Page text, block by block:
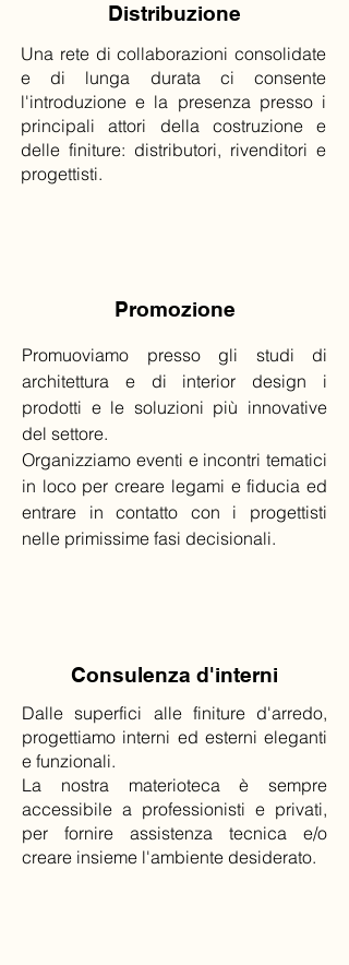
Distribuzione
Una rete di collaborazioni consolidate
e di lunga durata ci consente
l'introduzione e la presenza presso i
principali attori della costruzione e
delle finiture: distributori, rivenditori e
progettisti.
Promozione
Promuoviamo presso gli studi di
architettura e di interior design i
prodotti e le soluzioni più innovative
del settore.
Organizziamo eventi e incontri tematici
in loco per creare legami e fiducia ed
entrare in contatto con i progettisti
nelle primissime fasi decisionali.
Consulenza d'interni
Dalle superfici alle finiture d'arredo,
progettiamo interni ed esterni eleganti
e funzionali.
La nostra materioteca è sempre
accessibile a professionisti e privati,
per fornire assistenza tecnica e/o
creare insieme l'ambiente desiderato.